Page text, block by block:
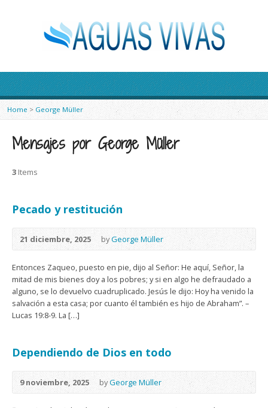
Home > George Müller
Mensajes por George Müller
3 Items
Pecado y restitución
21 diciembre, 2025 byGeorge Müller
Entonces Zaqueo, puesto en pie, dijo al Señor: He aquí, Señor, la
mitad de mis bienes doy a los pobres; y si en algo he defraudado a
alguno, se lo devuelvo cuadruplicado. Jesús le dijo: Hoy ha venido la
salvación a esta casa; por cuanto él también es hijo de Abraham”. –
Lucas 19:8-9. La […]
Dependiendo de Dios en todo
9 noviembre, 2025 byGeorge Müller